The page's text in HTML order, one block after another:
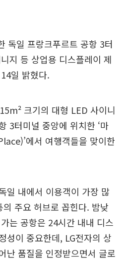
독일 프랑크푸르트 공항 3터
지 등 상업용 디스플레이 제
일 밝혔다.
크기의 대형 LED 사이니
3터미널 중앙에 위치한 ‘마
에서 여행객들을 맞이한
일 내에서 이용객이 가장 많
주요 허브로 꼽힌다. 밤낮
는 공항은 24시간 내내 디스
성이 중요한데, LG전자의 상
난 품질을 인정받으면서 글로